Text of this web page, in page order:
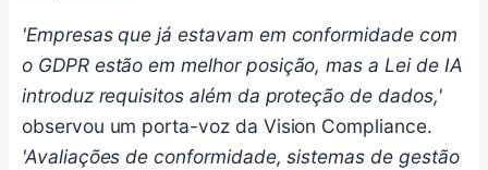
'Empresas que já estavam em conformidade com
o GDPR estão em melhor posição, mas a Lei de IA
introduz requisitos além da proteção de dados,'
observou um porta-voz da Vision Compliance.
'Avaliações de conformidade, sistemas de gestão